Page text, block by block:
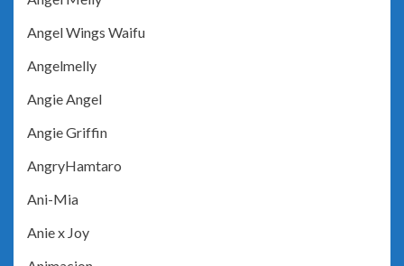
Angel Wings Waifu
Angelmelly
Angie Angel
Angie Griffin
AngryHamtaro
Ani-Mia
Anie x Joy